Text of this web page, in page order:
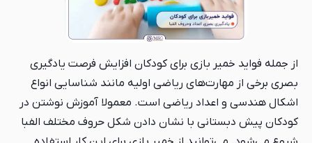
از جمله فواید خمیر بازی برای کودکان افزایش فرصت یادگیری
بصری برخی از مهارت‌های ریاضی اولیه مانند شناسایی انواع
اشکال هندسی و اعداد ریاضی است. معمولا آموزش نوشتن در
کودکان پیش دبستانی با نشان دادن شکل حروف مختلف الفبا